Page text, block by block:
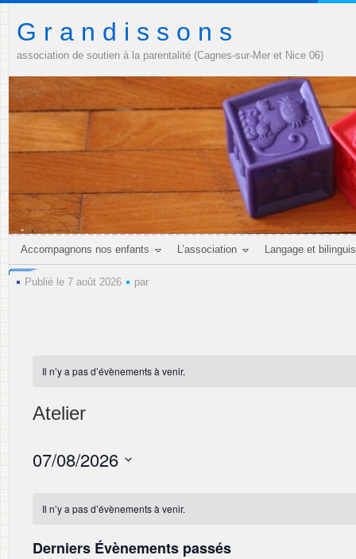
G r a n d i s s o n s
association de soutien à la parentalité (Cagnes-sur-Mer et Nice 06)
Accompagnons nos enfants L’association Langage et
Publié le 7 août 2026 par
Il n’y a pas d’évènements à venir.
Atelier
07/08/2026
date.
Il n’y a pas d’évènements à venir.
Derniers Évènements passés